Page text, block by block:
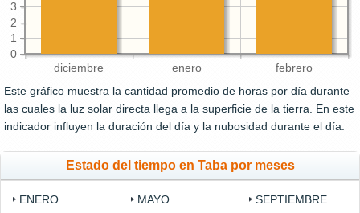
diciembre enero febrero
0
1
2
3
Este gráfico muestra la cantidad promedio de horas por día durante
las cuales la luz solar directa llega a la superficie de la tierra. En este
indicador influyen la duración del día y la nubosidad durante el día.
Estado del tiempo en Taba por meses
ENERO
MAYO
SEPTIEMBRE